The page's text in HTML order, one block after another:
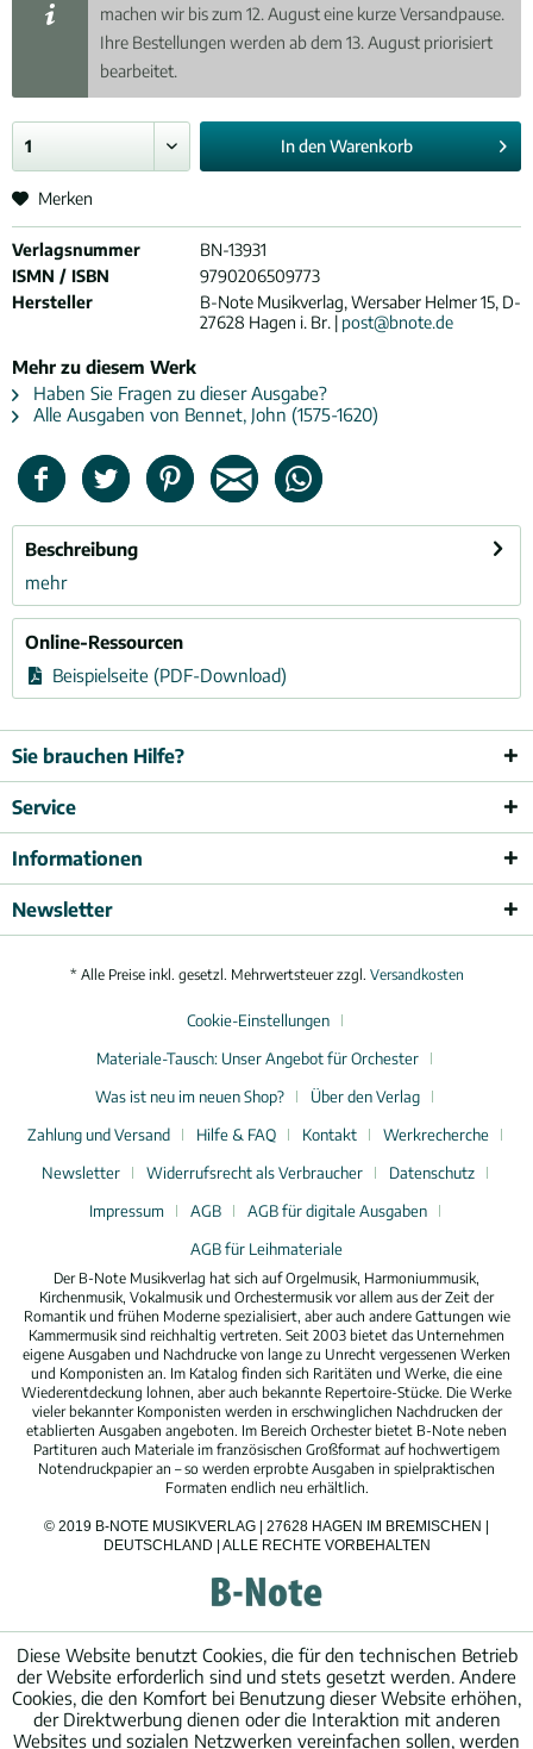
machen wir bis zum 12. August eine kurze Versandpause.
Ihre Bestellungen werden ab dem 13. August priorisiert
bearbeitet.
In denWarenkorb
Merken
Verlagsnummer
BN-13931
ISMN / ISBN
9790206509773
Hersteller
B-Note Musikverlag, Wersaber Helmer 15, D-
27628 Hagen i. Br. | post@bnote.de
Mehr zu diesem Werk
Haben Sie Fragen zu dieser Ausgabe?
Alle Ausgaben von Bennet, John (1575-1620)
Beschreibung
mehr
Online-Ressourcen
Beispielseite (PDF-Download)
Sie brauchen Hilfe?
Service
Informationen
Newsletter
* Alle Preise inkl. gesetzl. Mehrwertsteuer zzgl. Versandkosten
Cookie-Einstellungen
Materiale-Tausch: Unser Angebot für Orchester
Was ist neu im neuen Shop?
Über den Verlag
Zahlung und Versand
Hilfe & FAQ Kontakt
Werkrecherche
Newsletter
Widerrufsrecht als Verbraucher
Datenschutz
Impressum
AGB
AGB für digitale Ausgaben
AGB für Leihmateriale
Der B-Note Musikverlag hat sich auf Orgelmusik, Harmoniummusik,
Kirchenmusik, Vokalmusik und Orchestermusik vor allem aus der Zeit der
Romantik und frühen Moderne spezialisiert, aber auch andere Gattungen wie
Kammermusik sind reichhaltig vertreten. Seit 2003 bietet das Unternehmen
eigene Ausgaben und Nachdrucke von lange zu Unrecht vergessenen Werken
und Komponisten an. Im Katalog finden sich Raritäten und Werke, die eine
Wiederentdeckung lohnen, aber auch bekannte Repertoire-Stücke. Die Werke
vieler bekannter Komponisten werden in erschwinglichen Nachdrucken der
etablierten Ausgaben angeboten. Im Bereich Orchester bietet B-Note neben
Partituren auch Materiale im französischen Großformat auf hochwertigem
Notendruckpapier an – so werden erprobte Ausgaben in spielpraktischen
Formaten endlich neu erhältlich.
© 2019 B-NOTE MUSIKVERLAG | 27628 HAGEN IM BREMISCHEN |
DEUTSCHLAND | ALLE RECHTE VORBEHALTEN
Diese Website benutzt Cookies, die für den technischen Betrieb
der Website erforderlich sind und stets gesetzt werden. Andere
Cookies, die den Komfort bei Benutzung dieser Website erhöhen,
der Direktwerbung dienen oder die Interaktion mit anderen
Websites und sozialen Netzwerken vereinfachen sollen, werden